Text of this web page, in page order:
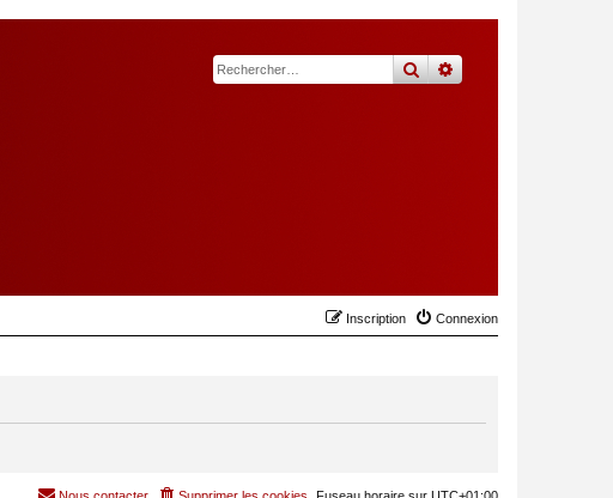
rechercher
recherche
Connexion
Inscription